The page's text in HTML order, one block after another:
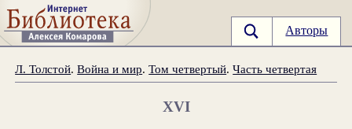
Авторы
Л. Толстой.Война и мир.Том четвертый.Часть четвертая
XVI